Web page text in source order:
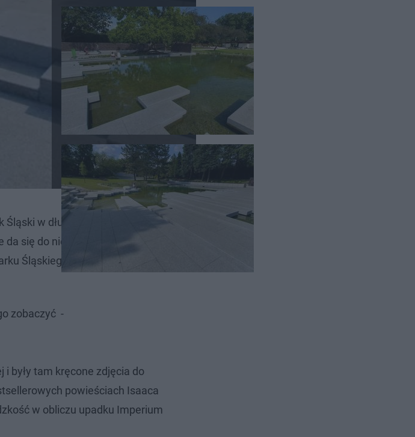
w długi weekend z
się do niego wejść z żadnej strony.
Śląskiego właśnie po to, aby
zobaczyć -
były tam kręcone zdjęcia do
powieściach Isaaca
w obliczu upadku Imperium